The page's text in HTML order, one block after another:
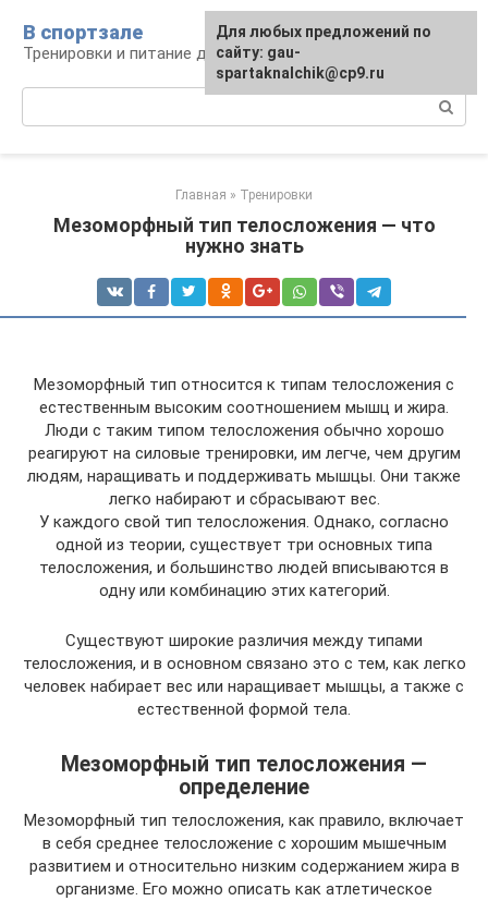
контенту
В спортзале
Тренировки и питание для здоровья
Главная » Тренировки
Мезоморфный тип телосложения — что
нужно знать
Мезоморфный тип относится к типам телосложения с
естественным высоким соотношением мышц и жира.
Люди с таким типом телосложения обычно хорошо
реагируют на силовые тренировки, им легче, чем другим
людям, наращивать и поддерживать мышцы. Они также
легко набирают и сбрасывают вес.
У каждого свой тип телосложения. Однако, согласно
одной из теории, существует три основных типа
телосложения, и большинство людей вписываются в
одну или комбинацию этих категорий.
Существуют широкие различия между типами
телосложения, и в основном связано это с тем, как легко
человек набирает вес или наращивает мышцы, а также с
естественной формой тела.
Мезоморфный тип телосложения —
определение
Мезоморфный тип телосложения, как правило, включает
в себя среднее телосложение с хорошим мышечным
развитием и относительно низким содержанием жира в
организме. Его можно описать как атлетическое
Для любых предложений по
сайту: gau-
spartaknalchik@cp9.ru